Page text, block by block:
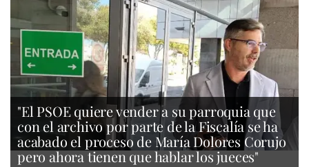
"El PSOE quiere vender a su parroquia que
con el archivo por parte de la Fiscalía se ha
acabado el proceso de María Dolores Corujo
pero ahora tienen que hablar los jueces"